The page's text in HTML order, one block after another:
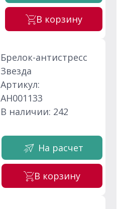
В корзину
Брелок-антистресс
Звезда
Артикул:
АН001133
В наличии: 242
На расчет
В корзину